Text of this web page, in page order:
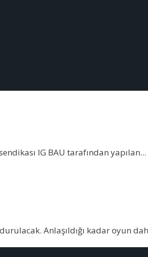
IG BAU tarafından yapılan...
Anlaşıldığı kadar oyun